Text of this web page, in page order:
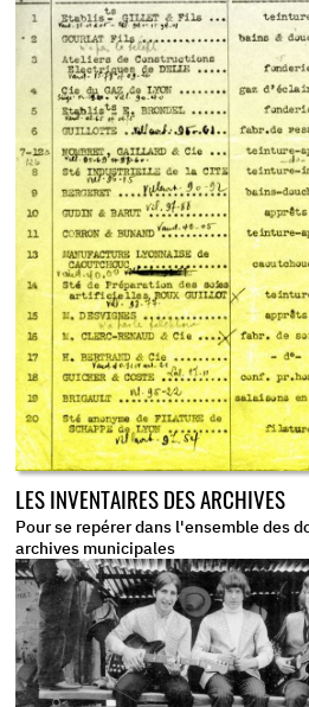
LES INVENTAIRES DES ARCHIVES
Pour se repérer dans l'ensemble des
archives municipales